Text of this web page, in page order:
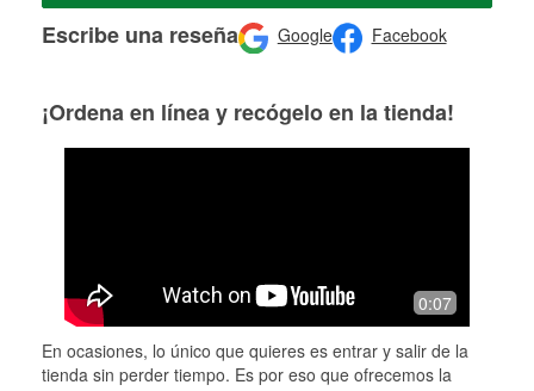
Escribe una reseña Google Facebook
¡Ordena en línea y recógelo en la tienda!
0:07
En ocasiones, lo único que quieres es entrar y salir de la
tienda sin perder tiempo. Es por eso que ofrecemos la